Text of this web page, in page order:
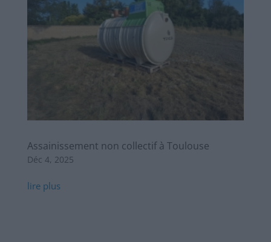
Assainissement non collectif à Toulouse
Déc 4, 2025
lire plus